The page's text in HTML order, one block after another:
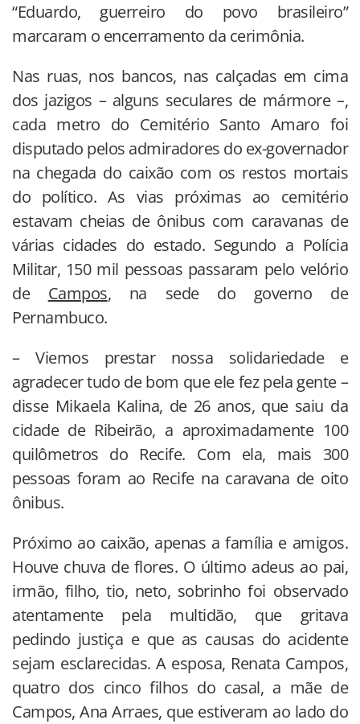
“Eduardo, guerreiro do povo brasileiro”
marcaram o encerramento da cerimônia.
Nas ruas, nos bancos, nas calçadas em cima
dos jazigos – alguns seculares de mármore –,
cada metro do Cemitério Santo Amaro foi
disputado pelos admiradores do ex-governador
na chegada do caixão com os restos mortais
do político. As vias próximas ao cemitério
estavam cheias de ônibus com caravanas de
várias cidades do estado. Segundo a Polícia
Militar, 150 mil pessoas passaram pelo velório
de Campos, na sede do governo de
Pernambuco.
– Viemos prestar nossa solidariedade e
agradecer tudo de bom que ele fez pela gente –
disse Mikaela Kalina, de 26 anos, que saiu da
cidade de Ribeirão, a aproximadamente 100
quilômetros do Recife. Com ela, mais 300
pessoas foram ao Recife na caravana de oito
ônibus.
Próximo ao caixão, apenas a família e amigos.
Houve chuva de flores. O último adeus ao pai,
irmão, filho, tio, neto, sobrinho foi observado
atentamente pela multidão, que gritava
pedindo justiça e que as causas do acidente
sejam esclarecidas. A esposa, Renata Campos,
quatro dos cinco filhos do casal, a mãe de
Campos, Ana Arraes, que estiveram ao lado do